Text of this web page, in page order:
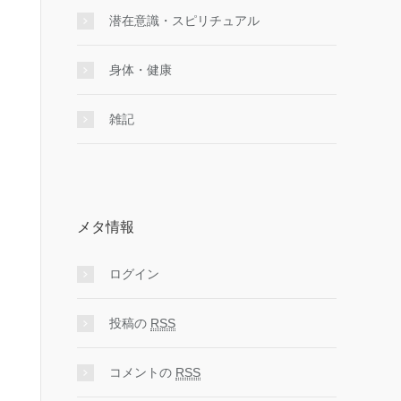
潜在意識・スピリチュアル
身体・健康
雑記
メタ情報
ログイン
投稿の RSS
コメントの RSS